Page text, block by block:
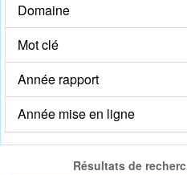
Domaine
Mot clé
Année rapport
Année mise en ligne
Résultats de